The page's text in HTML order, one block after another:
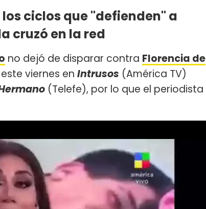
ciclos que "defienden" a
cruzó en la red
no dejó de disparar contra Florencia de
viernes en Intrusos (América TV)
(Telefe), por lo que el periodista